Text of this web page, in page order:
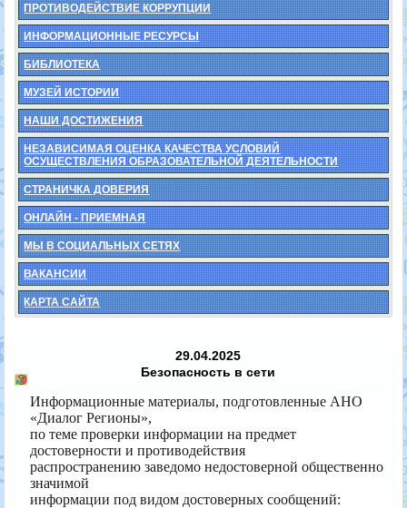
ПРОТИВОДЕЙСТВИЕ КОРРУПЦИИ
ИНФОРМАЦИОННЫЕ РЕСУРСЫ
БИБЛИОТЕКА
МУЗЕЙ ИСТОРИИ
НАШИ ДОСТИЖЕНИЯ
НЕЗАВИСИМАЯ ОЦЕНКА КАЧЕСТВА УСЛОВИЙ
ОСУЩЕСТВЛЕНИЯ ОБРАЗОВАТЕЛЬНОЙ ДЕЯТЕЛЬНОСТИ
СТРАНИЧКА ДОВЕРИЯ
ОНЛАЙН - ПРИЕМНАЯ
МЫ В СОЦИАЛЬНЫХ СЕТЯХ
ВАКАНСИИ
КАРТА САЙТА
29.04.2025
Безопасность в сети
Информационные материалы, подготовленные АНО
«Диалог Регионы»,
по теме проверки информации на предмет
достоверности и противодействия
распространению заведомо недостоверной общественно
значимой
информации под видом достоверных сообщений: